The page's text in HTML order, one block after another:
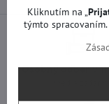
Osobný odber v
Kliknutím na „
týmto